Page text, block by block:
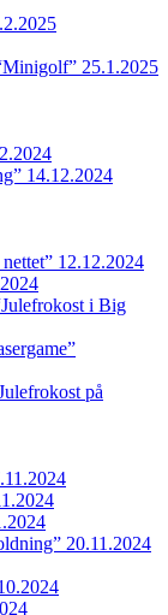
25.1.2025
14.12.2024
12.12.2024
i Big
på
20.11.2024